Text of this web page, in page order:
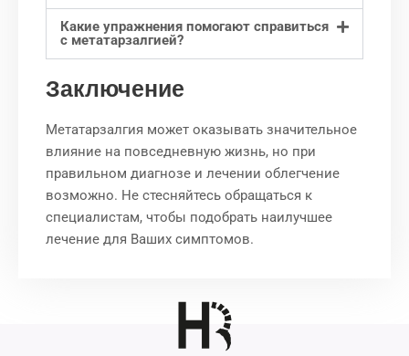
Какие упражнения помогают справиться
с метатарзалгией?
Заключение
Метатарзалгия может оказывать значительное
влияние на повседневную жизнь, но при
правильном диагнозе и лечении облегчение
возможно. Не стесняйтесь обращаться к
специалистам, чтобы подобрать наилучшее
лечение для Ваших симптомов.